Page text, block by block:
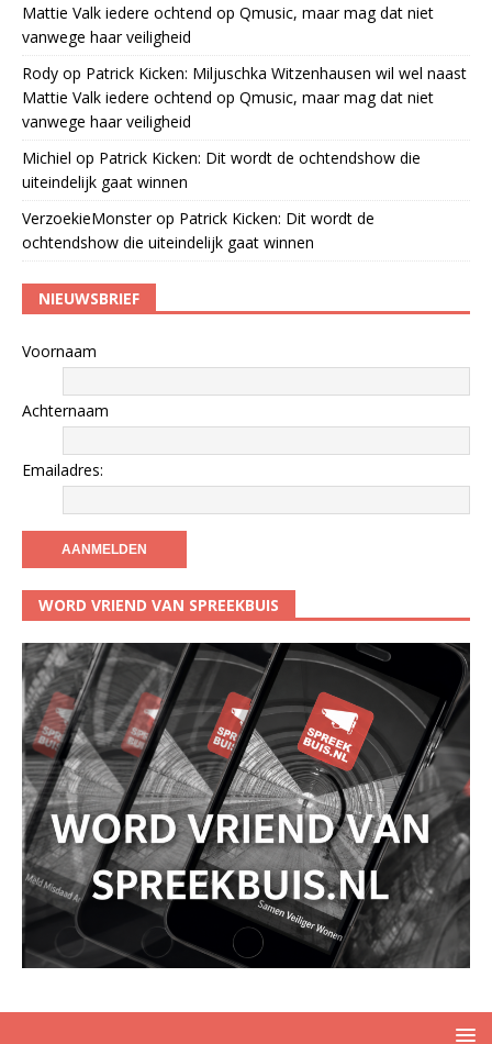
Mattie Valk iedere ochtend op Qmusic, maar mag dat niet
vanwege haar veiligheid
Rody op Patrick Kicken: Miljuschka Witzenhausen wil wel naast
Mattie Valk iedere ochtend op Qmusic, maar mag dat niet
vanwege haar veiligheid
Michiel op Patrick Kicken: Dit wordt de ochtendshow die
uiteindelijk gaat winnen
VerzoekieMonsterop Patrick Kicken: Dit wordt de
ochtendshow die uiteindelijk gaat winnen
NIEUWSBRIEF
Voornaam
Achternaam
Emailadres:
WORD VRIEND VAN SPREEKBUIS